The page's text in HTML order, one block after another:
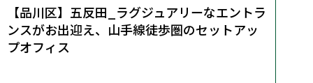
【品川区】五反田_ラグジュアリーなエントラ
ンスがお出迎え、山手線徒歩圏のセットアッ
プオフィス